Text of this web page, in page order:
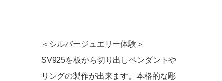
＜シルバージュエリー体験＞
SV925を板から切り出しペンダントや
リングの製作が出来ます。本格的な彫